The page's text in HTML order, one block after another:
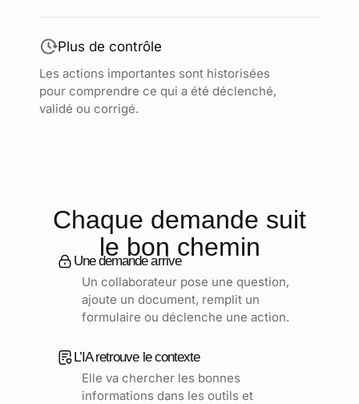
Plus de contrôle
Les actions importantes sont historisées
pour comprendre ce qui a été déclenché,
validé ou corrigé.
Chaque demande suit
le bon chemin
Une demande arrive
Un collaborateur pose une question,
ajoute un document, remplit un
formulaire ou déclenche une action.
L’IA retrouve le contexte
Elle va chercher les bonnes
informations dans les outils et